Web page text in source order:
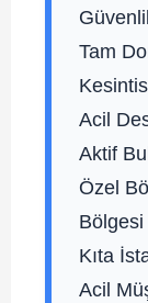
Tam
Acil
Aktif
Özel
Bölgesi
Kıta
Acil